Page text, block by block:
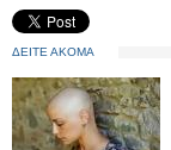
ΔΕΙΤΕ ΑΚΟΜΑ